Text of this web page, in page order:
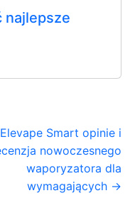
najlepsze
Elevape Smart opinie i
nowoczesnego
waporyzatora dla
wymagających →